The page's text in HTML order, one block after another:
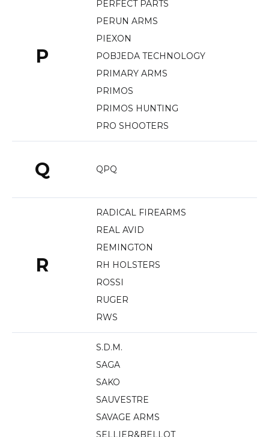
P
PERFECT PARTS
PERUN ARMS
PIEXON
POBJEDA TECHNOLOGY
PRIMARY ARMS
PRIMOS
PRIMOS HUNTING
PRO SHOOTERS
Q QPQ
R
RADICAL FIREARMS
REAL AVID
REMINGTON
RH HOLSTERS
ROSSI
RUGER
RWS
S.D.M.
SAGA
SAKO
SAUVESTRE
SAVAGE ARMS
SELLIER&BELLOT